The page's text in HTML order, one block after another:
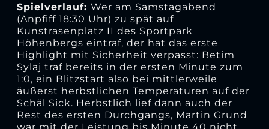
Spielverlauf: Wer am Samstagabend
(Anpfiff 18:30 Uhr) zu spät auf
Kunstrasenplatz II des Sportpark
Höhenbergs eintraf, der hat das erste
Highlight mit Sicherheit verpasst: Betim
Sylaj traf bereits in der ersten Minute zum
1:0, ein Blitzstart also bei mittlerweile
äußerst herbstlichen Temperaturen auf der
Schäl Sick. Herbstlich lief dann auch der
Rest des ersten Durchgangs, Martin Grund
war mit der Leistung bis Minute 40 nicht